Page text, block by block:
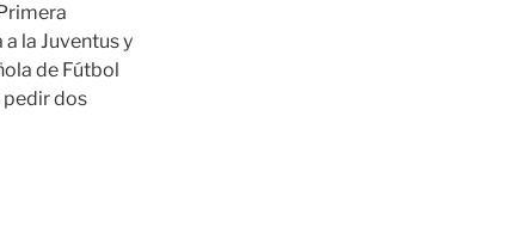
la Juventus y
de Fútbol
pedir dos